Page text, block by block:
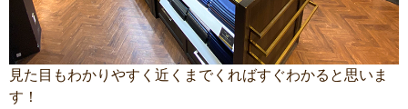
見た目もわかりやすく近くまでくればすぐわかると思いま
す！